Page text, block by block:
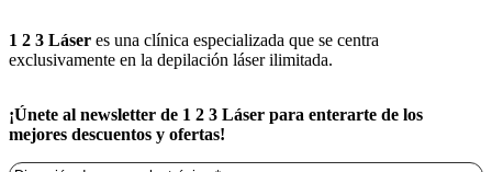
1 2 3 Láser es una clínica especializada que se centra
exclusivamente en la depilación láser ilimitada.
¡Únete al newsletter de 1 2 3 Láser para enterarte de los
mejores descuentos y ofertas!